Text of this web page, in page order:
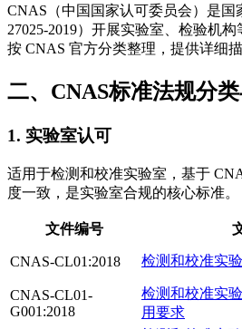
CNAS（中国国家认可委员会）是国
27025-2019）开展实验室、检验机
按 CNAS 官方分类整理，提供详细
二、CNAS标准法规分
1. 实验室认可
适用于检测和校准实验室，基于
度一致，是实验室合规的核心标准。
文件编号
CNAS-CL01:2018 检测和校准实
CNAS-CL01-
G001:2018
检测和校准实
用要求